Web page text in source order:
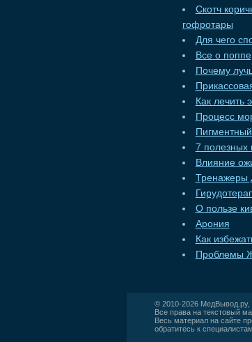
Скотч
гофротары
Для чего
Все о
Почему
Как лечить
Процесс
7 полезных
Влияние
Тренажеры
О пользе
Арония
Как
Проблемы
© 2010-2026 МедВывод.ру,
Все права на текстовый
Весь материал на сайте
обратитесь к специалистам.